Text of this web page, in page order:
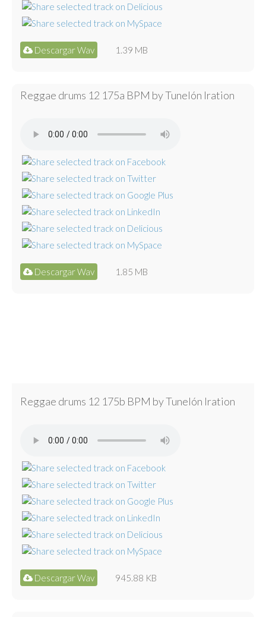
Descargar Wav 1.39 MB
Reggae drums 12 175a BPM by Tunelón Iration
Descargar Wav 1.85 MB
Reggae drums 12 175b BPM by Tunelón Iration
Descargar Wav 945.88 KB